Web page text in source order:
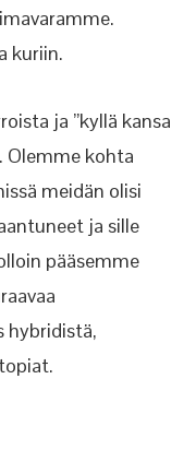
kuriin.
ja ”kyllä kansa
Olemme kohta
meidän olisi
ja sille
pääsemme
hybridistä,